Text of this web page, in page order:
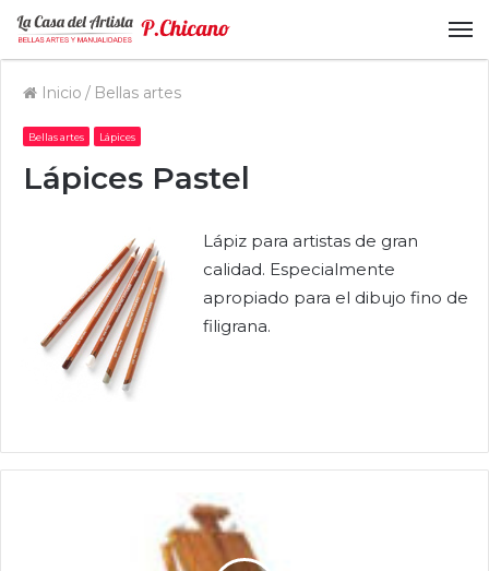
Inicio / Bellas artes
Bellas artes Lápices
Lápices Pastel
Lápiz para artistas de gran
calidad. Especialmente
apropiado para el dibujo fino de
filigrana.